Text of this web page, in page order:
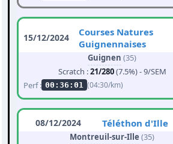
15/12/2024
Courses Natures
Guignennaises
Guignen (35)
Scratch :21/280(7.5%) - 9/SEM
Perf : 00:36:01 (04:30/km)
08/12/2024 Téléthon d'Ille
Montreuil-sur-Ille (35)